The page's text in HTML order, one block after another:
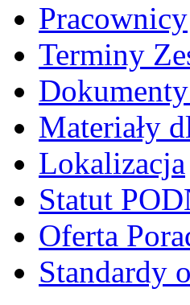
Pracownicy
Terminy
Materiały
Lokalizacja
Statut
Oferta
Standardy